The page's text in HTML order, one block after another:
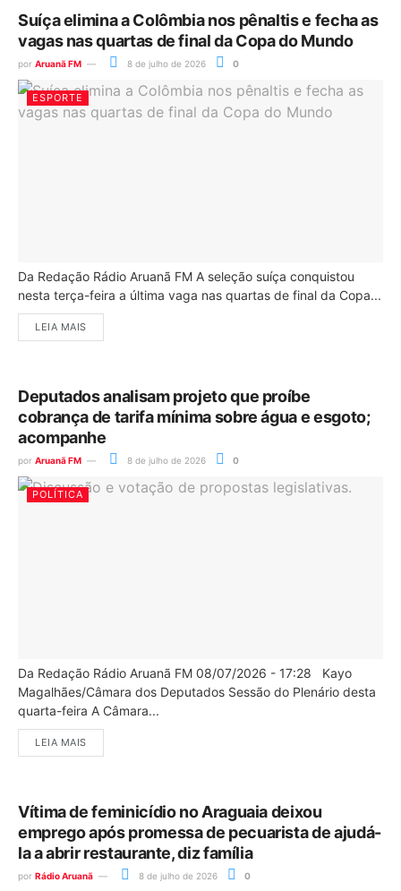
Suíça elimina a Colômbia nos pênaltis e fecha as
vagas nas quartas de final da Copa do Mundo
por Aruanã FM 8 de julho de 2026 0
ESPORTE
Da Redação Rádio Aruanã FM A seleção suíça conquistou
nesta terça-feira a última vaga nas quartas de final da Copa...
LEIA MAIS
Deputados analisam projeto que proíbe
cobrança de tarifa mínima sobre água e esgoto;
acompanhe
por Aruanã FM 8 de julho de 2026 0
POLÍTICA
Da Redação Rádio Aruanã FM 08/07/2026 - 17:28 Kayo
Magalhães/Câmara dos Deputados Sessão do Plenário desta
quarta-feira A Câmara...
LEIA MAIS
Vítima de feminicídio no Araguaia deixou
emprego após promessa de pecuarista de ajudá-
la a abrir restaurante, diz família
por Rádio Aruanã 8 de julho de 2026 0